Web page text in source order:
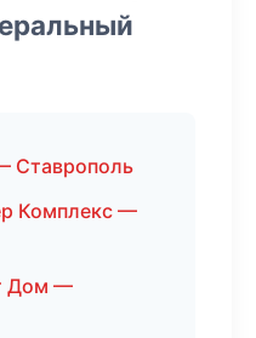
Ставрополь
Комплекс —
Дом —